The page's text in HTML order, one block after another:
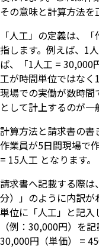
その意味と計算方法を
「人工」の定義は、
指します。例えば、1
ば、「1人工 = 30,000
工が時間単位ではなく
現場での実働が数時間
として計上するのが一
計算方法と請求書の書
作業員が5日間現場で
= 15人工 となります。
請求書へ記載する際
分）」のように内訳が
単位に「人工」と記
（例：30,000円）を
30,000円（単価） =